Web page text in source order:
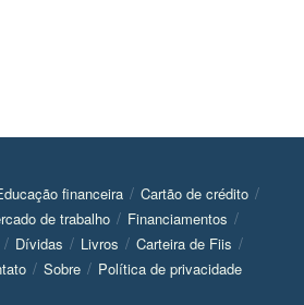
financeira
Cartão de crédito
de trabalho
Financiamentos
Dívidas Livros
Carteira de Fiis
Sobre Política de privacidade